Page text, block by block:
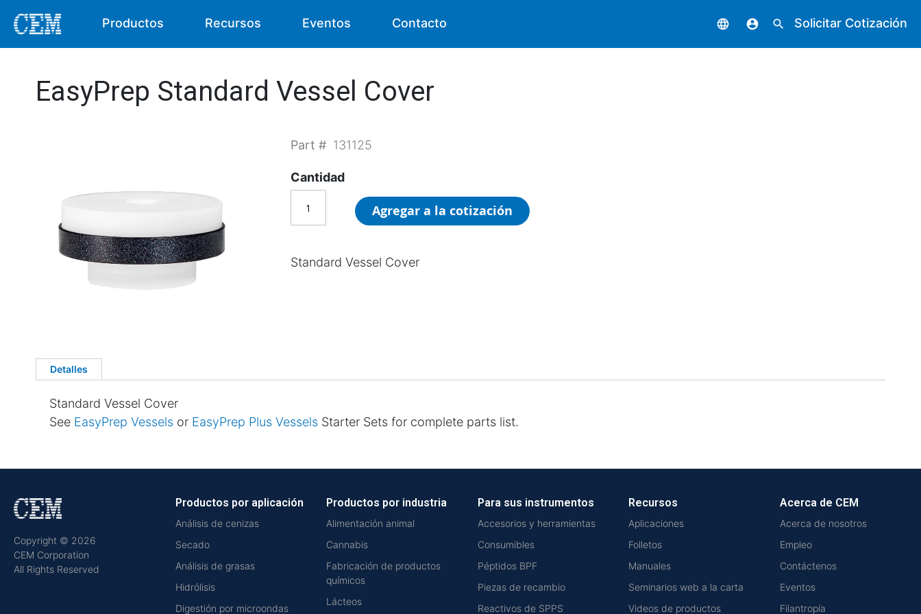
Productos Recursos Eventos Contacto language account_circle search Solicitar Cotización
EasyPrep Standard Vessel Cover
Part # 131125
Cantidad
Agregar a la cotización
Standard Vessel Cover
Detalles
Standard Vessel Cover
See EasyPrep Vessels or EasyPrep Plus Vessels Starter Sets for complete parts list.
Copyright © 2026
CEM Corporation
All Rights Reserved
Productos por aplicación
Análisis de cenizas
Secado
Análisis de grasas
Hidrólisis
Digestión por microondas
Productos por industria
Alimentación animal
Cannabis
Fabricación de productos
químicos
Lácteos
Para sus instrumentos
Accesorios y herramientas
Consumibles
Péptidos BPF
Piezas de recambio
Reactivos de SPPS
Recursos
Aplicaciones
Folletos
Manuales
Seminarios web a la carta
Videos de productos
Acerca de CEM
Acerca de nosotros
Empleo
Contáctenos
Eventos
Filantropía